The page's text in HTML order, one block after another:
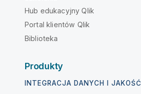
Hub edukacyjny Qlik
Portal klientów Qlik
Biblioteka
Produkty
INTEGRACJA DANYCH I JAKOŚĆ